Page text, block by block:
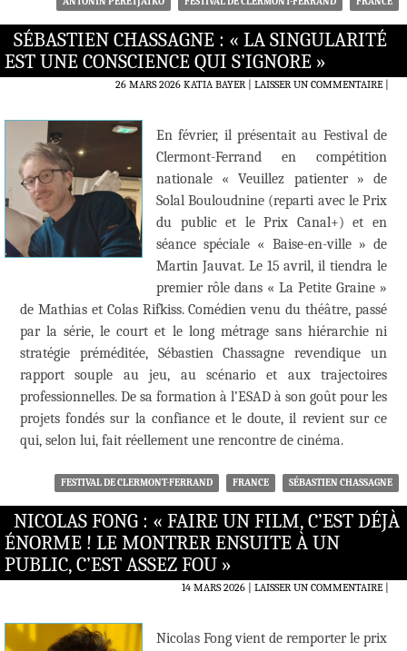
SÉBASTIEN CHASSAGNE : « LA SINGULARITÉ
EST UNE CONSCIENCE QUI S’IGNORE »
26 MARS 2026 KATIA BAYER LAISSER UN COMMENTAIRE|
En février, il présentait au Festival de
Clermont-Ferrand en compétition
nationale « Veuillez patienter » de
Solal Bouloudnine (reparti avec le Prix
du public et le Prix Canal+) et en
séance spéciale « Baise-en-ville » de
Martin Jauvat. Le 15 avril, il tiendra le
premier rôle dans « La Petite Graine »
de Mathias et Colas Rifkiss. Comédien venu du théâtre, passé
par la série, le court et le long métrage sans hiérarchie ni
stratégie préméditée, Sébastien Chassagne revendique un
rapport souple au jeu, au scénario et aux trajectoires
professionnelles. De sa formation à l’ESAD à son goût pour les
projets fondés sur la confiance et le doute, il revient sur ce
qui, selon lui, fait réellement une rencontre de cinéma.
FESTIVAL DE CLERMONT-FERRAND FRANCE SÉBASTIEN CHASSAGNE
NICOLAS FONG : « FAIRE UN FILM, C’EST DÉJÀ
ÉNORME ! LE MONTRER ENSUITE À UN
PUBLIC, C’EST ASSEZ FOU »
14 MARS 2026 LAISSER UN COMMENTAIRE|
Nicolas Fong vient de remporter le prix